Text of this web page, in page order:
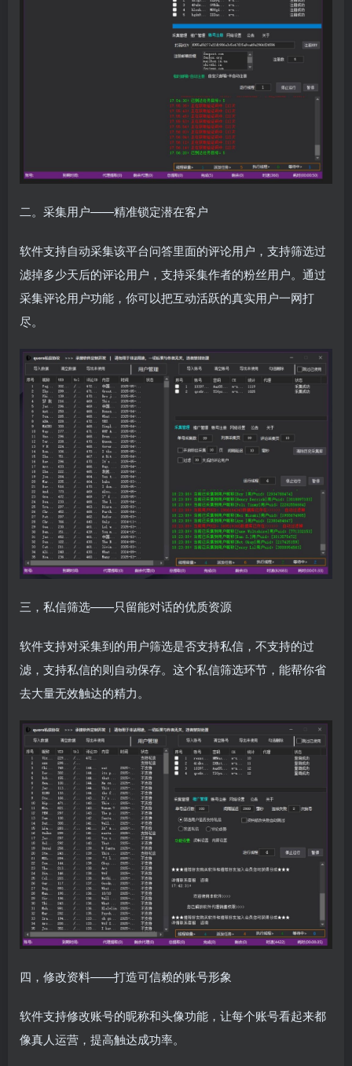
二。采集用户——精准锁定潜在客户
软件支持自动采集该平台问答里面的评论用户，支持筛选过
滤掉多少天后的评论用户，支持采集作者的粉丝用户。通过
采集评论用户功能，你可以把互动活跃的真实用户一网打
尽。
三，私信筛选——只留能对话的优质资源
软件支持对采集到的用户筛选是否支持私信，不支持的过
滤，支持私信的则自动保存。这个私信筛选环节，能帮你省
去大量无效触达的精力。
四，修改资料——打造可信赖的账号形象
软件支持修改账号的昵称和头像功能，让每个账号看起来都
像真人运营，提高触达成功率。